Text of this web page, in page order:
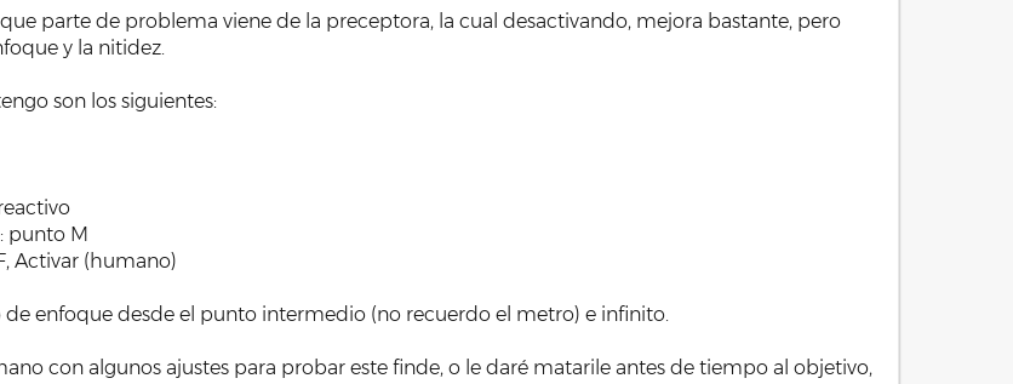
parte de problema viene de la preceptora, la cual desactivando, mejora bastante, pero
y la nitidez.
son los siguientes:
punto M
Activar (humano)
de enfoque desde el punto intermedio (no recuerdo el metro) e infinito.
con algunos ajustes para probar este finde, o le daré matarile antes de tiempo al objetivo,